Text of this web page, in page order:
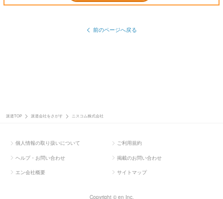
前のページへ戻る
派遣TOP 派遣会社をさがす ニスコム株式会社
個人情報の取り扱いについて ご利用規約
ヘルプ・お問い合わせ 掲載のお問い合わせ
エン会社概要 サイトマップ
Copyright © en Inc.